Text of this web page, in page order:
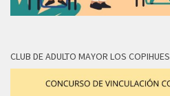
CLUB DE ADULTO MAYOR LOS COPIHUES